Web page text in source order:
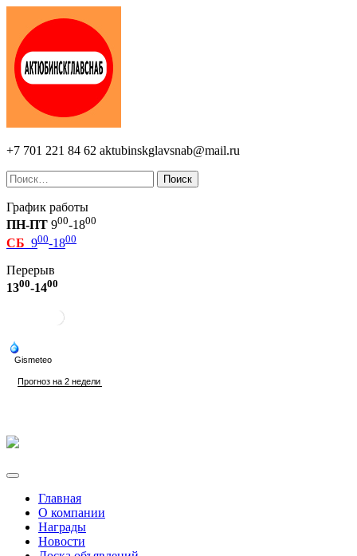
+7 701 221 84 62 aktubinskglavsnab@mail.ru
Поиск
График работы
ПН-ПТ 900-1800
СБ 900-1800
Перерыв
1300-1400
Главная
О компании
Награды
Новости